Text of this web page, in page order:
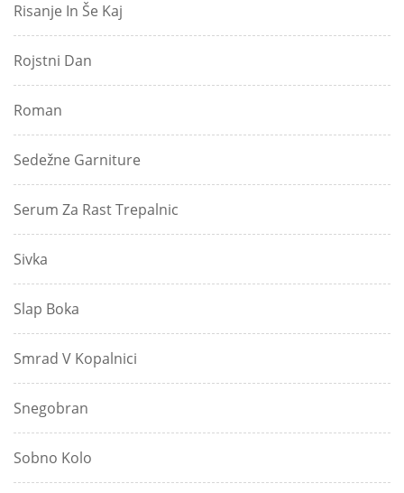
Risanje In Še Kaj
Rojstni Dan
Roman
Sedežne Garniture
Serum Za Rast Trepalnic
Sivka
Slap Boka
Smrad V Kopalnici
Snegobran
Sobno Kolo